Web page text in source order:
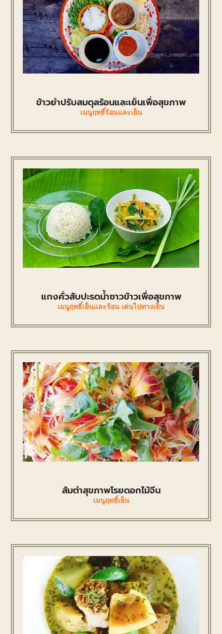
ข้าวยำปรับสมดุลร้อนและเย็นเพื่อสุขภาพ
เมนูฤทธิ์ร้อนและเย็น
แกงคั่วสับปะรดน้ำซาวข้าวเพื่อสุขภาพ
เมนูฤทธิ์เย็นและร้อน เด่นไปทางเย็น
ส้มตำสุขภาพโรยดอกไม้จีน
เมนูฤทธิ์เย็น